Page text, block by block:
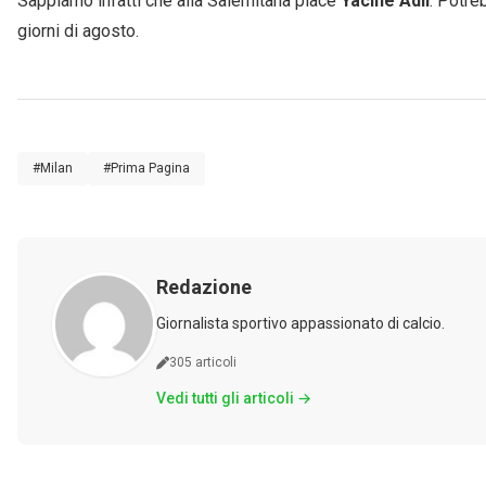
giorni di agosto.
#Milan #Prima Pagina
Redazione
Giornalista sportivo appassionato di calcio.
305 articoli
Vedi tutti gli articoli →